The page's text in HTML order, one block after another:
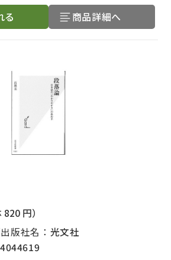
る 商品詳細へ
820 円）
出版社名： 光文社